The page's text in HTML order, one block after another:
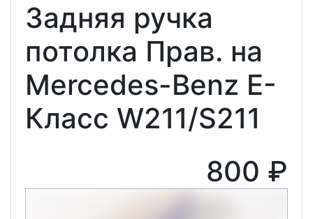
Задняя ручка
потолка Прав. на
Mercedes-Benz E-
Класс W211/S211
800 ₽